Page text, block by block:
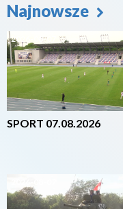
Najnowsze
2026-08-07
SPORT 07.08.2026